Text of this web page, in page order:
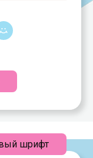
шрифт